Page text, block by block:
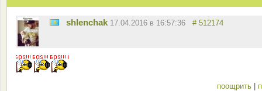
shlenchak 17.04.2016 в 16:57:36 # 512174
поощрить